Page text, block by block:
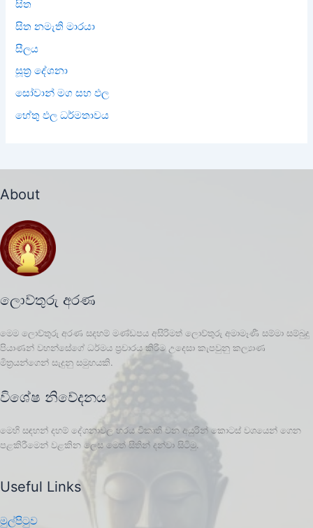
සිත
සිත නමැති මාරයා
සීලය
සූත්‍ර දේශනා
සෝවාන් මග සහ ඵල
හේතු ඵල ධර්මතාවය
About
ලොව්තුරු අරණ
මෙම ලොව්තුරු අරණ සදහම් මණ්ඩපය අසිරිමත් ලොව්තුරු අමාමෑණී සම්මා සම්බුදු
පියාණන් වහන්සේගේ ධර්මය ප්‍රචාරය කිරීම උදෙසා කැපවුනු කල්‍යාණ
මිත්‍රයන්ගෙන් සැදුනු සමුහයකි.
විශේෂ නිවේදනය
මෙහි සඳහන් දහම් දේශනාවල හරය විකෘති වන අයුරින් කොටස් වශයෙන් ගෙන
පළකිරීමෙන් වළකින ලෙස මෙත් සිතින් දන්වා සිටිමු.
Useful Links
මුල්පිටුව